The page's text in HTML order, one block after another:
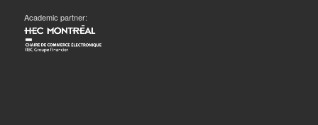
Academic partner: